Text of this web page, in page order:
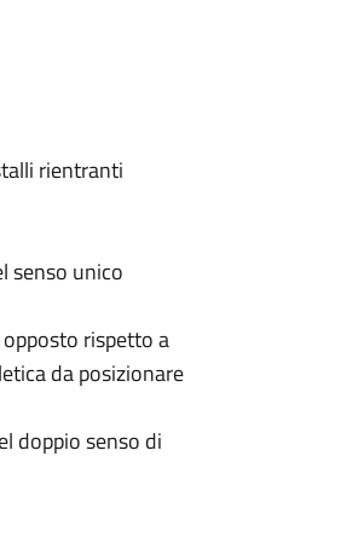
rientranti
senso unico
rispetto a
da posizionare
doppio senso di